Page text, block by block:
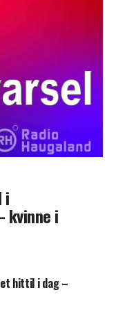
i
kvinne i
hittil i dag –